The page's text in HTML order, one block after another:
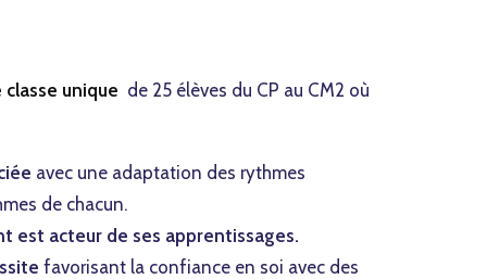
classe unique de 25 élèves du CP au CM2 où
avec une adaptation des rythmes
de chacun.
est acteur de ses apprentissages.
favorisant la confiance en soi avec des